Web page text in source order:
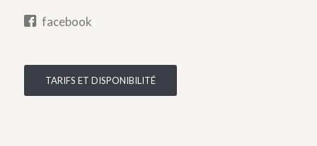
facebook
TARIFS ET DISPONIBILITÉ